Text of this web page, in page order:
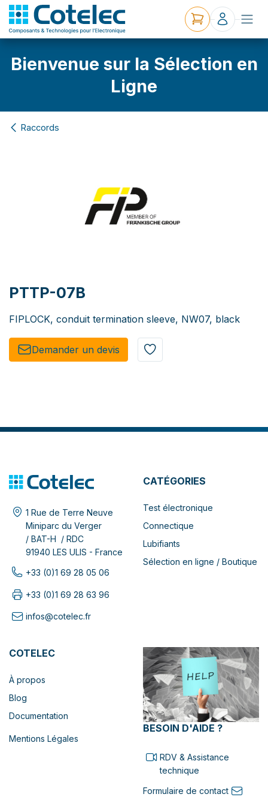
Bienvenue sur la Sélection en
Ligne
Raccords
PTTP-07B
FIPLOCK, conduit termination sleeve, NW07, black
Demander un de​​vis​​
1 Rue de Terre Neuve
Miniparc du Verger
/ BAT-H / RDC
91940 LES ULIS - France
+33 (0)1 69 28 05 06
+33 (0)1 69 28 63 96
infos@cotelec.fr
CATÉGORIES
Test électronique
Connectique
Lubifiants
Sélection en ligne / Boutique
COTELEC
À propos
Blog
Documentation
Mentions Légales
BESOIN D'AIDE ?
RDV & Assistance
technique
Formulaire de contact